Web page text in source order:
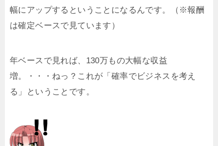
幅にアップするということになるんです。（※報酬
は確定ベースで見ています）
年ベースで見れば、130万もの大幅な収益
増。・・・ねっ？これが「確率でビジネスを考え
る」ということです。